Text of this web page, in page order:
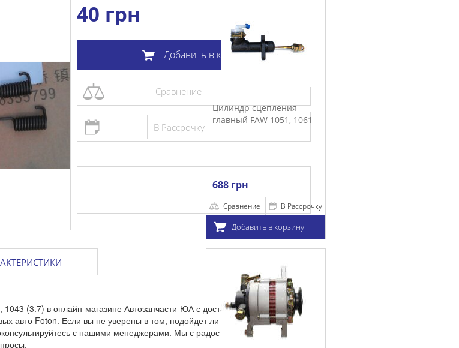
40 грн
Добавить в корзину
Сравнение
В Рассрочку
(3.7) в онлайн-магазине Автозапчасти-ЮА с доставкой по всей
авто Foton. Если вы не уверены в том, подойдет ли вам данная запчасть
с нашими менеджерами. Мы с радостью поможем Вам с
Цилиндр сцепления
главный FAW 1051, 1061
В Рассрочку
Добавить в корзину